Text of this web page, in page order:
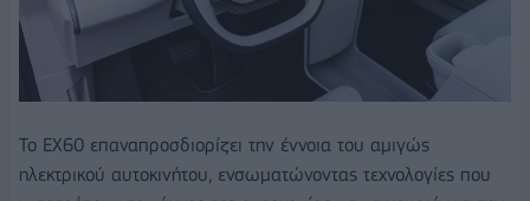
Το EX60 επαναπροσδιορίζει την έννοια του αμιγώς
ηλεκτρικού αυτοκινήτου, ενσωματώνοντας τεχνολογίες που